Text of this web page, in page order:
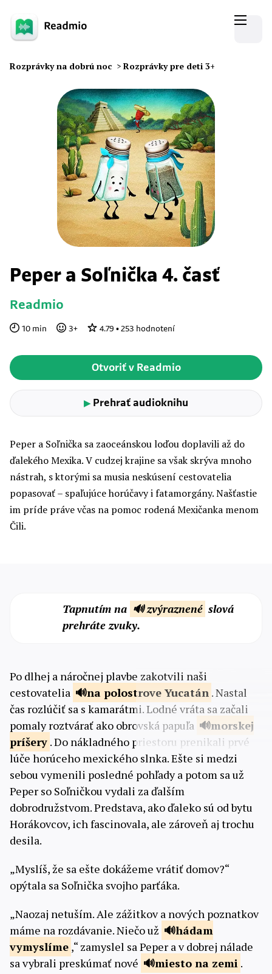
Rozprávky na dobrú noc > Rozprávky pre deti 3+
Peper a Soľnička 4. časť
Readmio
10 min 3+ 4.79 • 253 hodnotení
Otvoriť v Readmio
▶Prehrať audioknihu
Peper a Soľnička sa zaoceánskou loďou doplavili až do
ďalekého Mexika. V cudzej krajine sa však skrýva mnoho
nástrah, s ktorými sa musia neskúsení cestovatelia
popasovať – spaľujúce horúčavy i fatamorgány. Našťastie
im príde práve včas na pomoc rodená Mexičanka menom
Čili.
Tapnutím na 🔊 zvýraznené slová
prehráte zvuky.
Po dlhej a náročnej plavbe zakotvili naši
cestovatelia
na polostrove Yucatán . Nastal
čas rozlúčiť sa s kamarátmi. Lodné vráta sa začali
pomaly roztvárať ako obrovská papuľa
morskej
príšery . Do nákladného priestoru prenikali prvé
lúče horúceho mexického slnka. Ešte si medzi
sebou vymenili posledné pohľady a potom sa už
Peper so Soľničkou vydali za ďalším
dobrodružstvom. Predstava, ako ďaleko sú od bytu
Horákovcov, ich fascinovala, ale zároveň aj trochu
desila.
„Myslíš, že sa ešte dokážeme vrátiť domov?“
opýtala sa Soľnička svojho parťáka.
„Naozaj netuším. Ale zážitkov a nových poznatkov
máme na rozdávanie. Niečo už
hádam
vymyslíme ,“ zamyslel sa Peper a v dobrej nálade
sa vybrali preskúmať nové
miesto na zemi .